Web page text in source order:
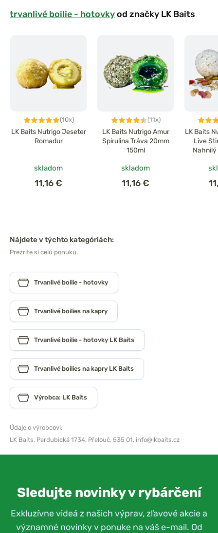
trvanlivé boilie - hotovkyod značky LK Baits
(10x)
LK Baits Nutrigo Jeseter
Romadur
skladom
11,16 €
(11x)
LK Baits Nutrigo Amur
Spirulina Tráva 20mm
150ml
skladom
11,16 €
LK Baits
Live
Nájdete v týchto kategóriách:
Prezrite si celú ponuku.
Trvanlivé boilie - hotovky
Trvanlivé boilies na kapry
Trvanlivé boilie - hotovky LK Baits
Trvanlivé boilies na kapry LK Baits
Výrobca: LK Baits
Údaje o výrobcovi:
LK Baits, Pardubická 1734, Přelouč, 535 01, info@lkbaits.cz
Sledujte novinky v rybárčení
Exkluzívne videá z našich výprav, zľavové akcie a
významné novinky v ponuke na váš e-mail. Od